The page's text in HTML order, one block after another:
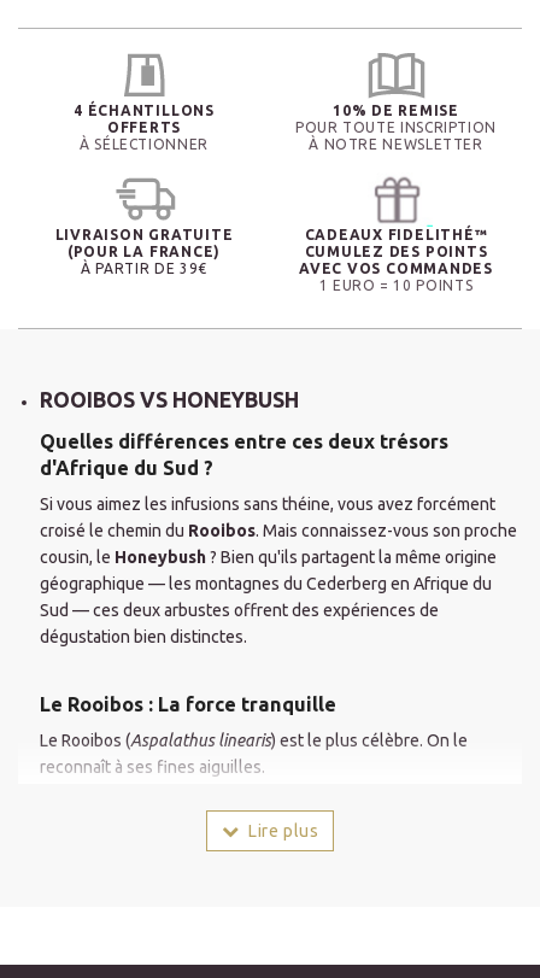
4 ÉCHANTILLONS
OFFERTS
À SÉLECTIONNER
10% DE REMISE
POUR TOUTE INSCRIPTION
À NOTRE NEWSLETTER
LIVRAISON GRATUITE
(POUR LA FRANCE)
À PARTIR DE 39€
CADEAUX FIDELITHÉ™
CUMULEZ DES POINTS
AVEC VOS COMMANDES
1 EURO = 10 POINTS
ROOIBOS VS HONEYBUSH
Quelles différences entre ces deux trésors
d'Afrique du Sud ?
Si vous aimez les infusions sans théine, vous avez forcément
croisé le chemin du Rooibos. Mais connaissez-vous son proche
cousin, le Honeybush? Bien qu'ils partagent la même origine
géographique — les montagnes du Cederberg en Afrique du
Sud — ces deux arbustes offrent des expériences de
dégustation bien distinctes.
Le Rooibos : La force tranquille
Le Rooibos (Aspalathus linearis) est le plus célèbre. On le
reconnaît à ses fines aiguilles.
rooibos vert(non fermenté) est plus végétal,
frais et rappelle le thé vert.
Pour qui ?Pour ceux qui cherchent une boisson charpentée
Lire plus